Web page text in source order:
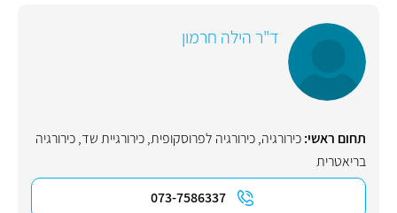
ד"ר הילה חרמון
תחום ראשי:כירורגיה,כירורגיה לפרוסקופית,כירורגיית שד,כירורגיה
בריאטרית
073-7586337